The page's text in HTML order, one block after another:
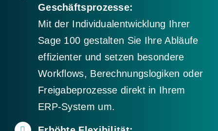
Geschäftsprozesse:
Mit der Individualentwicklung Ihrer
Sage 100 gestalten Sie Ihre Abläufe
effizienter und setzen besondere
Workflows, Berechnungslogiken oder
Freigabeprozesse direkt in Ihrem
ERP-System um.